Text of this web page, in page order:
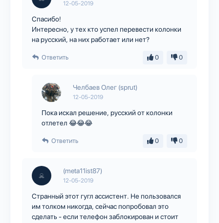
12-05-2019
Спасибо!
Интересно, у тех кто успел перевести колонки
на русский, на них работает или нет?
Ответить 0 0
Челбаев Олег (sprut)
12-05-2019
Пока искал решение, русский от колонки
отлетел 😂😂😂
Ответить 0 0
(meta11ist87)
12-05-2019
Странный этот гугл ассистент. Не пользовался
им толком никогда, сейчас попробовал это
сделать - если телефон заблокирован и стоит